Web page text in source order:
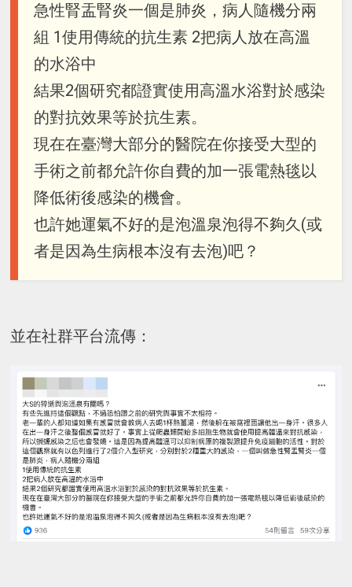
急性腎盂腎炎一個是肺炎，病人隨機分兩
組 1使用傳統的抗生素 2把病人放在高溫
的水浴中
結果2個研究都證實使用高溫水浴對於感染
的對抗效果等於抗生素。
現在在臺灣大部分的醫院在你接受大型的
手術之前都允許你自費的加一張電熱毯以
降低術後感染的機會。
也許她運氣不好的是泡溫泉泡得不夠久(或
者是因為生病根本沒有去泡)吧？
並在社群平台流傳：